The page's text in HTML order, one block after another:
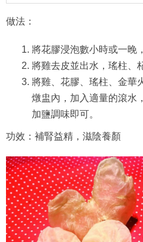
做法：
將花膠浸泡數小時或一晚
將雞去皮並出水，瑤柱、
將雞、花膠、瑤柱、金華
燉盅內，加入適量的滾水
加鹽調味即可。
功效：補腎益精，滋陰養顏